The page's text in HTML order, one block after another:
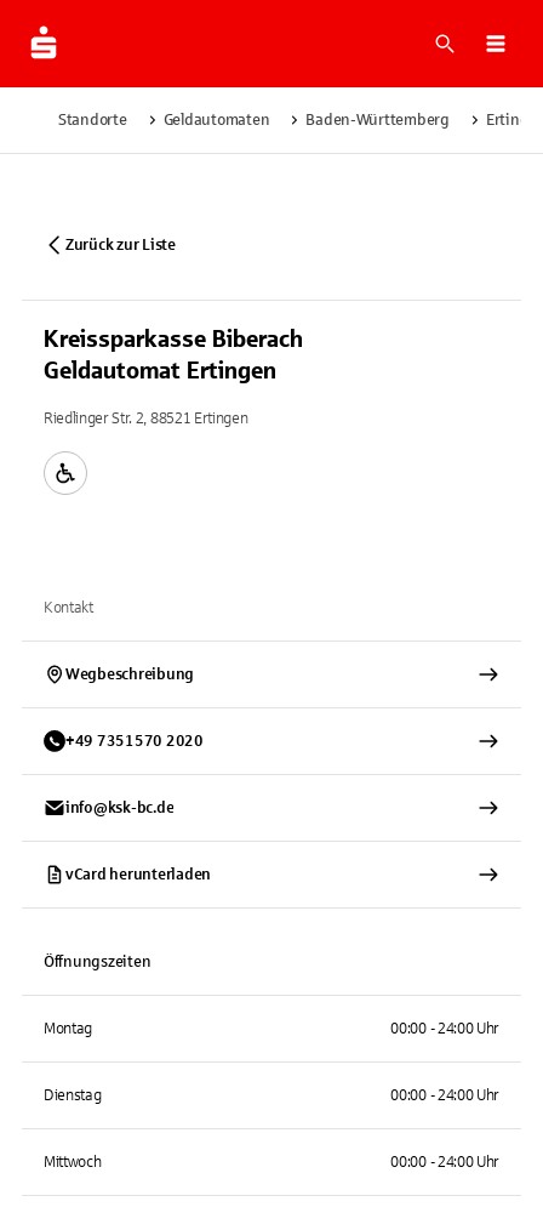
Suche
Standorte Geldautomaten Baden-Württemberg
Zurück zur Liste
Kreissparkasse Biberach
Geldautomat Ertingen
Riedlinger Str. 2, 88521 Ertingen
Kontakt
Wegbeschreibung
+49 7351570 2020
info@ksk-bc.de
vCard herunterladen
Öffnungszeiten
Montag 00:00 - 24:00 Uhr
Dienstag 00:00 - 24:00 Uhr
Mittwoch 00:00 - 24:00 Uhr